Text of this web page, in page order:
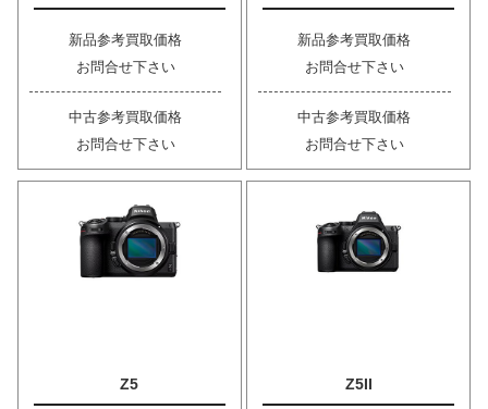
新品参考買取価格
お問合せ下さい
中古参考買取価格
お問合せ下さい
新品参考買取価格
お問合せ下さい
中古参考買取価格
お問合せ下さい
Z5 Z5II